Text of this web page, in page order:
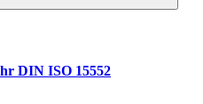
DIN ISO 15552